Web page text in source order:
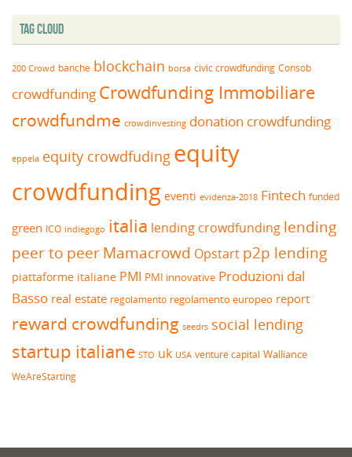
Tag Cloud
200 Crowd banche blockchain borsa civic crowdfunding Consob
crowdfunding Crowdfunding Immobiliare
crowdfundme crowdinvesting donation crowdfunding
eppela equity crowdfuding equity
crowdfunding eventi evidenza-2018 Fintech funded
green ICO indiegogo italia lending crowdfunding lending
peer to peerMamacrowd Opstart p2p lending
piattaforme italiane PMI PMI innovative Produzioni dal
Basso real estate regolamento regolamento europeo report
reward crowdfunding seedrs social lending
startup italiane STO uk USA venture capital Walliance
WeAreStarting